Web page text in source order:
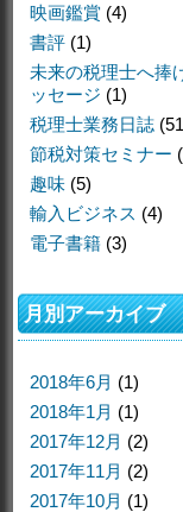
映画鑑賞 (4)
書評 (1)
未来の税理士へ捧
ッセージ (1)
税理士業務日誌
節税対策セミナー
趣味 (5)
輸入ビジネス (4)
電子書籍 (3)
月別アーカイブ
2018年6月 (1)
2018年1月 (1)
2017年12月 (2)
2017年11月 (2)
2017年10月 (1)